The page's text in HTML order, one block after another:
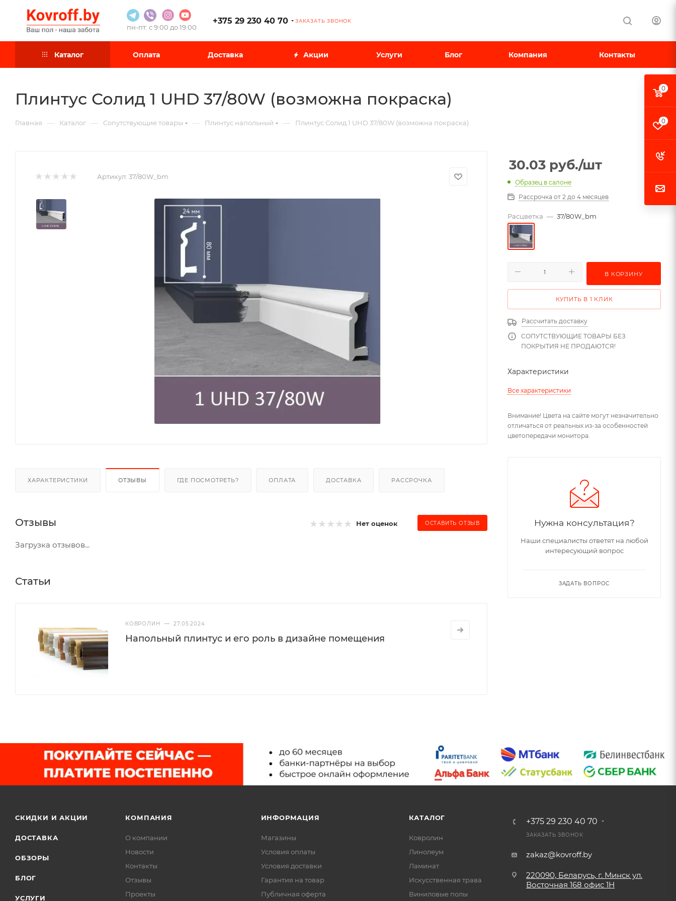
пн-пт: с 9:00 до 19:00
+375 29 230 40 70 ЗАКАЗАТЬ ЗВОНОК
Каталог Оплата Доставка Акции Услуги Блог Компания Контакты
Плинтус Солид 1 UHD 37/80W (возможна покраска)
Главная — Каталог — Сопутствующие товары — Плинтус напольный — Плинтус Солид 1 UHD 37/80W (возможна покраска)
Артикул: 37/80W_bm
ХАРАКТЕРИСТИКИ ОТЗЫВЫ ГДЕ ПОСМОТРЕТЬ? ОПЛАТА ДОСТАВКА РАССРОЧКА
Отзывы Нет оценок ОСТАВИТЬ ОТЗЫВ
Загрузка отзывов...
Статьи
КОВРОЛИН — 27.05.2024
Напольный плинтус и его роль в дизайне помещения
30.03 руб./шт
Образец в салоне
Рассрочка от 2 до 4 месяцев
Расцветка — 37/80W_bm
В КОРЗИНУ
КУПИТЬ В 1 КЛИК
Рассчитать доставку
СОПУТСТВУЮЩИЕ ТОВАРЫ БЕЗ
ПОКРЫТИЯ НЕ ПРОДАЮТСЯ!
Характеристики
Все характеристики
Внимание! Цвета на сайте могут незначительно
отличаться от реальных из-за особенностей
цветопередачи монитора.
Нужна консультация?
Наши специалисты ответят на любой
интересующий вопрос
ЗАДАТЬ ВОПРОС
СКИДКИ И АКЦИИ
ДОСТАВКА
ОБЗОРЫ
БЛОГ
УСЛУГИ
КОМПАНИЯ
О компании
Новости
Контакты
Отзывы
Проекты
ИНФОРМАЦИЯ
Магазины
Условия оплаты
Условия доставки
Гарантия на товар
Публичная оферта
КАТАЛОГ
Ковролин
Линолеум
Ламинат
Искусственная трава
Виниловые полы
+375 29 230 40 70
ЗАКАЗАТЬ ЗВОНОК
zakaz@kovroff.by
220090, Беларусь, г. Минск ул.
Восточная 168 офис 1Н
0
0